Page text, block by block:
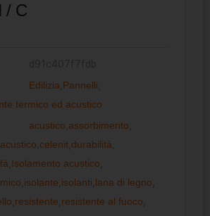
/ C
Edilizia Pannelli
termico ed acustico
acustico assorbimento
celenit durabilità
Isolamento acustico
isolante isolanti lana di legno
resistente resistente al fuoco